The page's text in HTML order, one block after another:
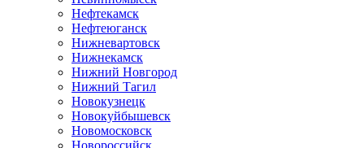
Нефтекамск
Нефтеюганск
Нижневартовск
Нижнекамск
Нижний Новгород
Нижний Тагил
Новокузнецк
Новокуйбышевск
Новомосковск
Новороссийск